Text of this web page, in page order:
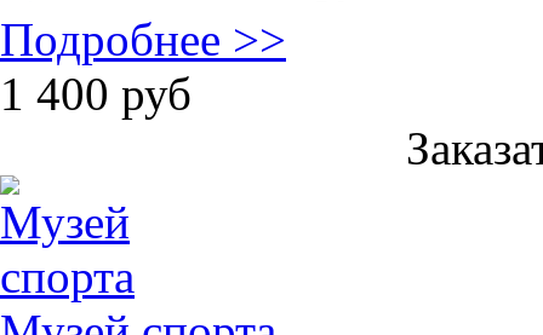
Подробнее >>
1 400 руб